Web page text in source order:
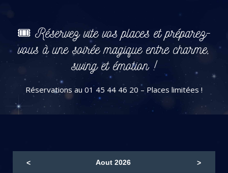
🎟️ Réservez vite vos places et préparez-
vous à une soirée magique entre charme,
swing et émotion !
Réservations au 01 45 44 46 20 – Places limitées !